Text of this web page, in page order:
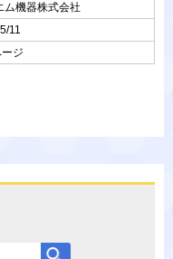
ム機器株式会社
11
ジ